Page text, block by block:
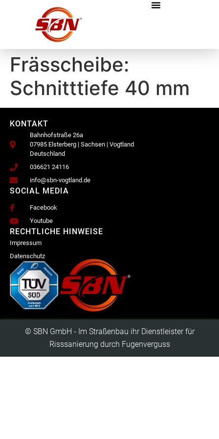
Frässcheibe:
Schnitttiefe 40 mm
KONTAKT
Bahnhofstraße 26a
07985 Elsterberg | Sachsen | Vogtland
Deutschland
036621 24116
info@sbn-vogtland.de
SOCIAL MEDIA
Facebook
Youtube
RECHTLICHE HINWEISE
Impressum
Datenschutz
© SBN GmbH - Im Straßenbau ihr Dienstleister für
Risssanierung durch Fugenverguss